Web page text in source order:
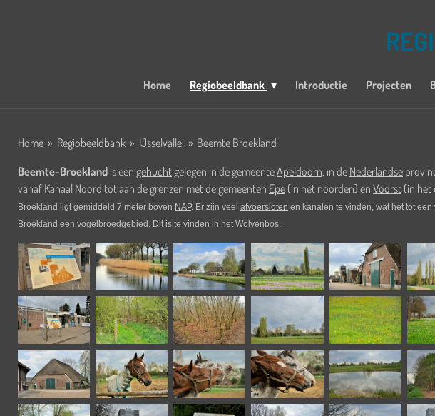
Home Regiobeeldbank Introductie Projecten
Home » Regiobeeldbank » IJsselvallei » Beemte Broekland
Beemte-Broekland is een gehucht gelegen in de gemeenteApeldoorn, in de Nederlandse
vanaf Kanaal Noord tot aan de grenzen met de gemeenten Epe (in het noorden) en Voorst (in het
Broekland ligt gemiddeld 7 meter boven NAP. Er zijn veel afvoersloten en kanalen te vinden, wat het tot
Broekland een vogelbroedgebied. Dit is te vinden in het Wolvenbos.